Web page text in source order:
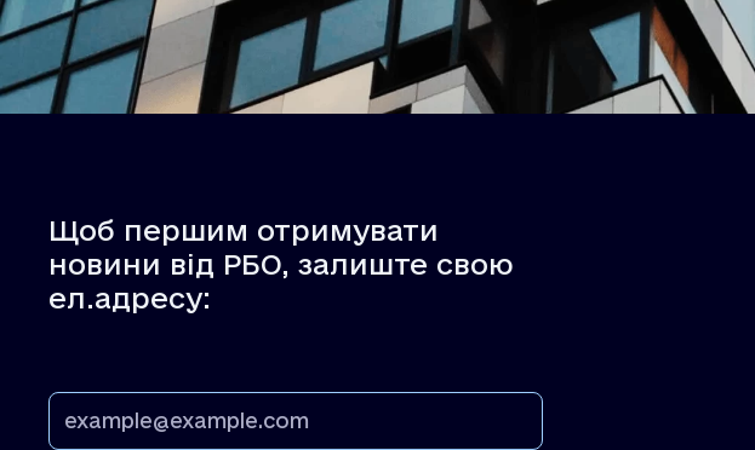
Щоб першим отримувати
новини від РБО, залиште свою
ел.адресу: